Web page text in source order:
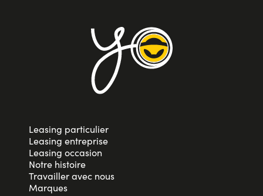
Leasing particulier
Leasing entreprise
Leasing occasion
Notre histoire
Travailler avec nous
Marques